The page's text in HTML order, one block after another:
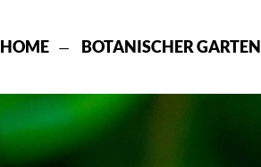
HOME BOTANISCHER GARTEN